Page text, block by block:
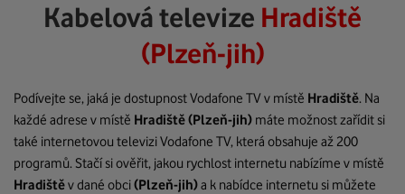
Kabelová televize Hradiště
(Plzeň-jih)
Podívejte se, jaká je dostupnost Vodafone TV v místě Hradiště. Na
každé adrese v místě Hradiště(Plzeň-jih) máte možnost zařídit si
také internetovou televizi Vodafone TV, která obsahuje až 200
programů. Stačí si ověřit, jakou rychlost internetu nabízíme v místě
Hradištěv dané obci(Plzeň-jih)a k nabídce internetu si můžete